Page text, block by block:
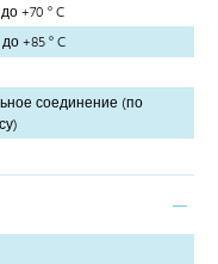
+70 ° C
+85 ° C
соединение (по